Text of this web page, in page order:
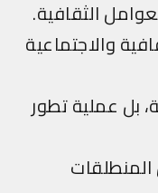
الثقافية.
والاجتماعية
عملية تطور